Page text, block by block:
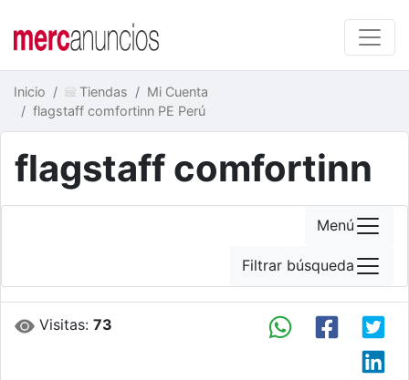
Inicio Tiendas
Mi Cuenta
flagstaff comfortinn PE Perú
flagstaff comfortinn
Visitas:73
Menú
Filtrar búsqueda